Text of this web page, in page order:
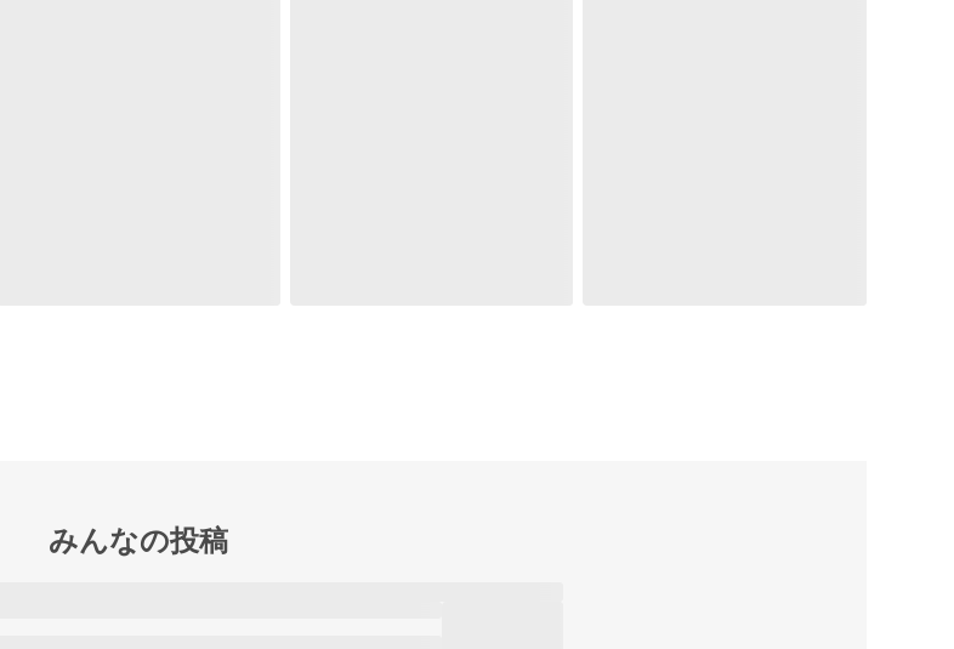
みんなの投稿